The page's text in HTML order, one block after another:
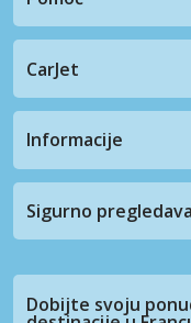
CarJet
Informacije
Sigurno
Dobijte svoju